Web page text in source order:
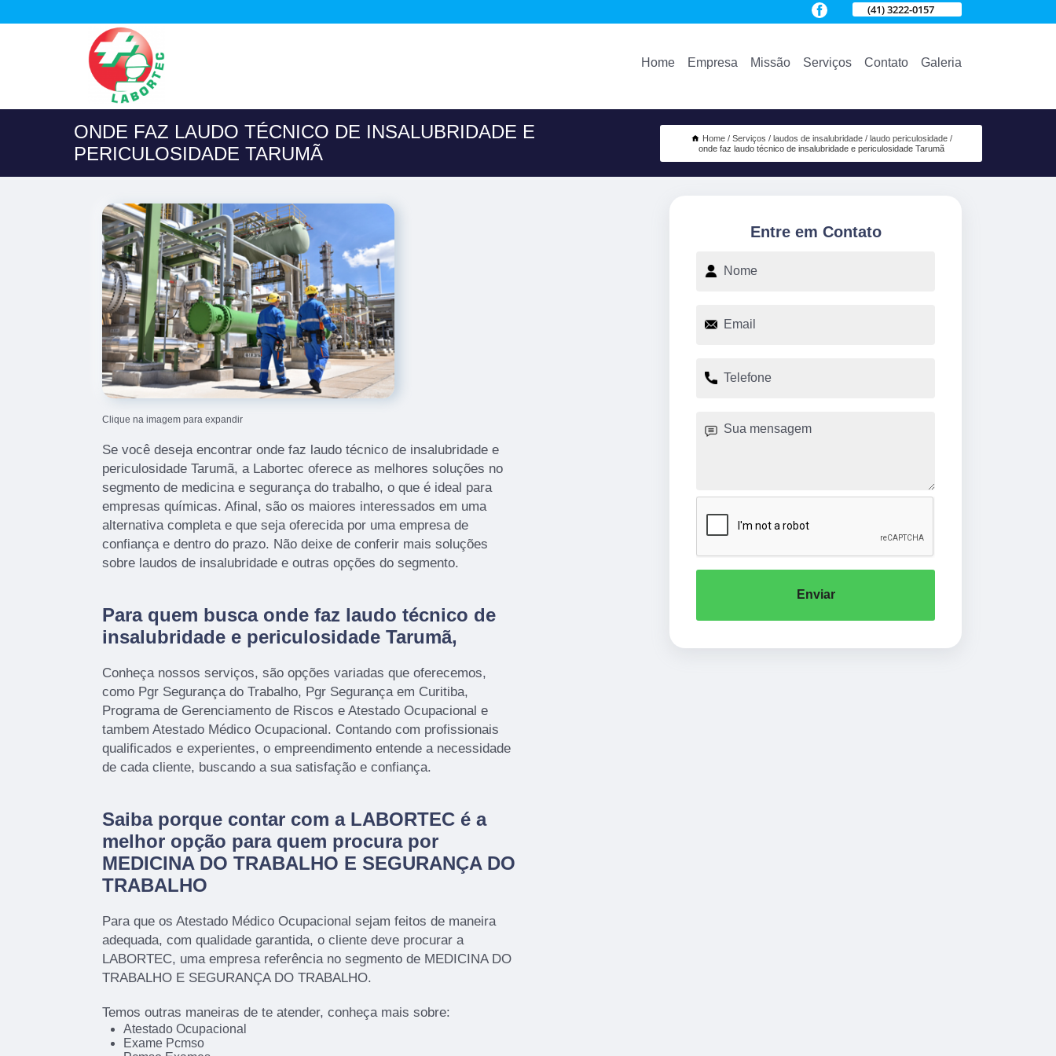
(41) 3222-0157
Home Empresa Missão Serviços Contato Galeria
ONDE FAZ LAUDO TÉCNICO DE INSALUBRIDADE E
PERICULOSIDADE TARUMÃ
Home Serviços laudos de insalubridade
laudo periculosidade
onde faz laudo técnico de insalubridade e periculosidade Tarumã
Clique na imagem para expandir
Se você deseja encontrar onde faz laudo técnico de insalubridade e
periculosidade Tarumã, a Labortec oferece as melhores soluções no
segmento de medicina e segurança do trabalho, o que é ideal para
empresas químicas. Afinal, são os maiores interessados em uma
alternativa completa e que seja oferecida por uma empresa de
confiança e dentro do prazo. Não deixe de conferir mais soluções
sobre laudos de insalubridade e outras opções do segmento.
Para quem busca onde faz laudo técnico de
insalubridade e periculosidade Tarumã,
Conheça nossos serviços, são opções variadas que oferecemos,
como Pgr Segurança do Trabalho, Pgr Segurança em Curitiba,
Programa de Gerenciamento de Riscos e Atestado Ocupacional e
tambem Atestado Médico Ocupacional. Contando com profissionais
qualificados e experientes, o empreendimento entende a necessidade
de cada cliente, buscando a sua satisfação e confiança.
Saiba porque contar com a LABORTEC é a
melhor opção para quem procura por
MEDICINA DO TRABALHO E SEGURANÇA DO
TRABALHO
Para que os Atestado Médico Ocupacional sejam feitos de maneira
adequada, com qualidade garantida, o cliente deve procurar a
LABORTEC, uma empresa referência no segmento de MEDICINA DO
TRABALHO E SEGURANÇA DO TRABALHO.
Temos outras maneiras de te atender, conheça mais sobre:
Atestado Ocupacional
Exame Pcmso
Entre em Contato
Enviar